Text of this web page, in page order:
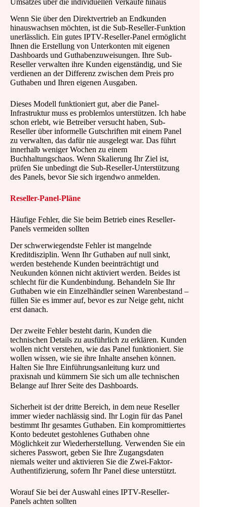
Umsatzes über die individuellen Verkäufe hinaus
Wenn Sie über den Direktvertrieb an Endkunden
hinauswachsen möchten, ist die Sub-Reseller-Funktion
unerlässlich. Ein gutes IPTV-Reseller-Panel ermöglicht
Ihnen die Erstellung von Unterkonten mit eigenen
Dashboards und Guthabenzuweisungen. Ihre Sub-
Reseller verwalten ihre Kunden eigenständig, und Sie
verdienen an der Differenz zwischen dem Preis pro
Guthaben und Ihren eigenen Ausgaben.
Dieses Modell funktioniert gut, aber die Panel-
Infrastruktur muss es problemlos unterstützen. Ich habe
schon erlebt, wie Betreiber versucht haben, Sub-
Reseller über informelle Gutschriften mit einem Panel
zu verwalten, das dafür nie ausgelegt war. Das führt
innerhalb weniger Wochen zu einem
Buchhaltungschaos. Wenn Skalierung Ihr Ziel ist,
prüfen Sie unbedingt die Sub-Reseller-Unterstützung
des Panels, bevor Sie sich irgendwo anmelden.
Reseller-Panel-Pläne
Häufige Fehler, die Sie beim Betrieb eines Reseller-
Panels vermeiden sollten
Der schwerwiegendste Fehler ist mangelnde
Kreditdisziplin. Wenn Ihr Guthaben auf null sinkt,
werden bestehende Kunden beeinträchtigt und
Neukunden können nicht aktiviert werden. Beides ist
schlecht für die Kundenbindung. Behandeln Sie Ihr
Guthaben wie ein Einzelhändler seinen Warenbestand –
füllen Sie es immer auf, bevor es zur Neige geht, nicht
erst danach.
Der zweite Fehler besteht darin, Kunden die
technischen Details zu ausführlich zu erklären. Kunden
wollen nicht verstehen, wie das Panel funktioniert. Sie
wollen wissen, wie sie ihre Inhalte ansehen können.
Halten Sie Ihre Einführungsanleitung kurz und
praxisnah und kümmern Sie sich um alle technischen
Belange auf Ihrer Seite des Dashboards.
Sicherheit ist der dritte Bereich, in dem neue Reseller
immer wieder nachlässig sind. Ihr Login für das Panel
bestimmt Ihr gesamtes Guthaben. Ein kompromittiertes
Konto bedeutet gestohlenes Guthaben ohne
Möglichkeit zur Wiederherstellung. Verwenden Sie ein
sicheres Passwort, geben Sie Ihre Zugangsdaten
niemals weiter und aktivieren Sie die Zwei-Faktor-
Authentifizierung, sofern Ihr Panel diese unterstützt.
Worauf Sie bei der Auswahl eines IPTV-Reseller-
Panels achten sollten